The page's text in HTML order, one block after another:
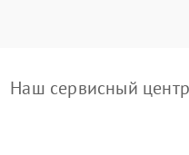
Наш сервисный